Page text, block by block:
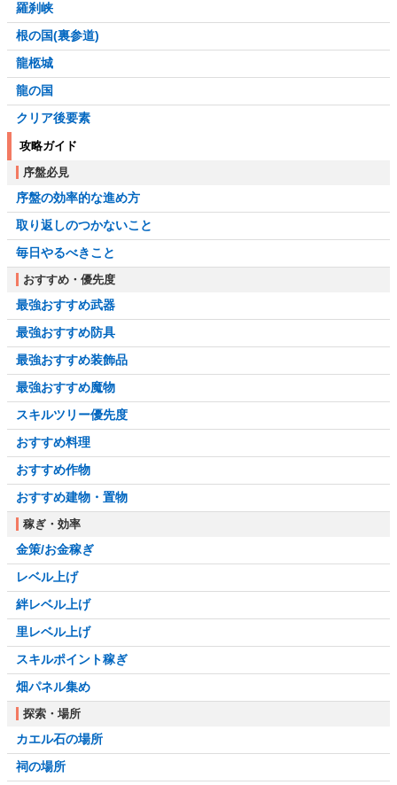
羅刹峡
根の国(裏参道)
龍柩城
龍の国
クリア後要素
攻略ガイド
序盤必見
序盤の効率的な進め方
取り返しのつかないこと
毎日やるべきこと
おすすめ・優先度
最強おすすめ武器
最強おすすめ防具
最強おすすめ装飾品
最強おすすめ魔物
スキルツリー優先度
おすすめ料理
おすすめ作物
おすすめ建物・置物
稼ぎ・効率
金策/お金稼ぎ
レベル上げ
絆レベル上げ
里レベル上げ
スキルポイント稼ぎ
畑パネル集め
探索・場所
カエル石の場所
祠の場所